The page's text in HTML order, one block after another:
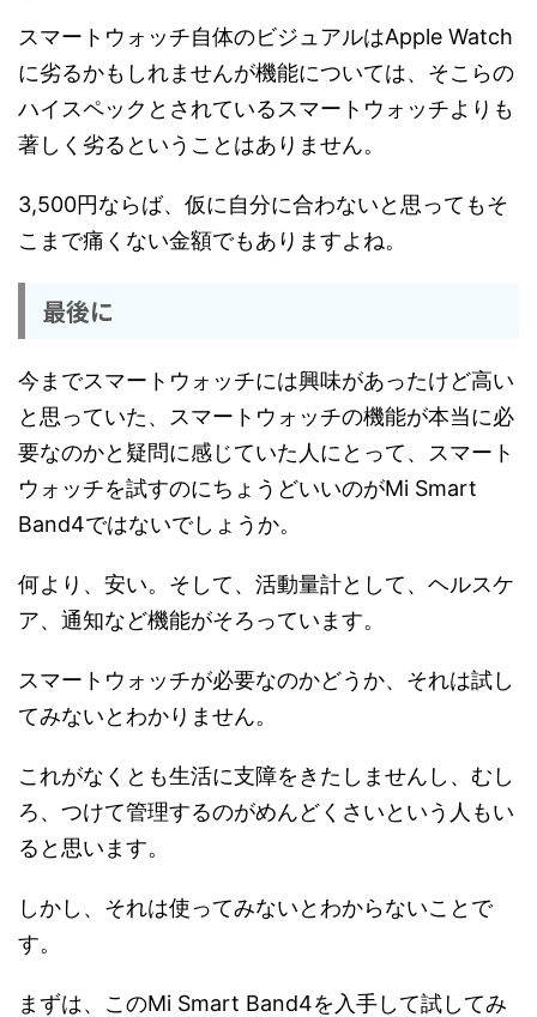
スマートウォッチ自体のビジュアルはApple Watch
に劣るかもしれませんが機能については、そこらの
ハイスペックとされているスマートウォッチよりも
著しく劣るということはありません。
3,500円ならば、仮に自分に合わないと思ってもそ
こまで痛くない金額でもありますよね。
最後に
今までスマートウォッチには興味があったけど高い
と思っていた、スマートウォッチの機能が本当に必
要なのかと疑問に感じていた人にとって、スマート
ウォッチを試すのにちょうどいいのがMi Smart
Band4ではないでしょうか。
何より、安い。そして、活動量計として、ヘルスケ
ア、通知など機能がそろっています。
スマートウォッチが必要なのかどうか、それは試し
てみないとわかりません。
これがなくとも生活に支障をきたしませんし、むし
ろ、つけて管理するのがめんどくさいという人もい
ると思います。
しかし、それは使ってみないとわからないことで
す。
まずは、このMi Smart Band4を入手して試してみ